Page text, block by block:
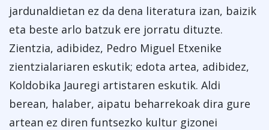
jardunaldietan ez da dena literatura izan, baizik
eta beste arlo batzuk ere jorratu dituzte.
Zientzia, adibidez, Pedro Miguel Etxenike
zientzialariaren eskutik; edota artea, adibidez,
Koldobika Jauregi artistaren eskutik. Aldi
berean, halaber, aipatu beharrekoak dira gure
artean ez diren funtsezko kultur gizonei